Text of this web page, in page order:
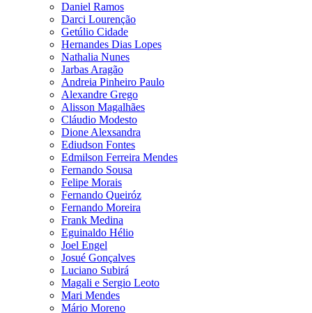
Daniel Ramos
Darci Lourenção
Getúlio Cidade
Hernandes Dias Lopes
Nathalia Nunes
Jarbas Aragão
Andreia Pinheiro Paulo
Alexandre Grego
Alisson Magalhães
Cláudio Modesto
Dione Alexsandra
Ediudson Fontes
Edmilson Ferreira Mendes
Fernando Sousa
Felipe Morais
Fernando Queiróz
Fernando Moreira
Frank Medina
Eguinaldo Hélio
Joel Engel
Josué Gonçalves
Luciano Subirá
Magali e Sergio Leoto
Mari Mendes
Mário Moreno